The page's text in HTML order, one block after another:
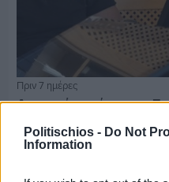
Politischios - Do Not
Information
Πριν 7 ημέρες
Διακοπές ρεύματος: